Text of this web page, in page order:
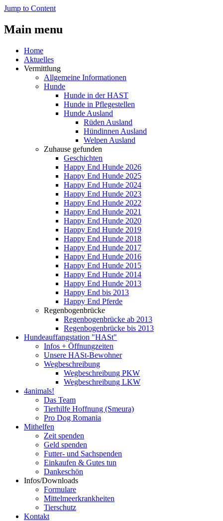
Jump to Content
Main menu
Home
Aktuelles
Vermittlung
Allgemeine Informationen
Hunde
Hunde in der HAST
Hunde in Pflegestellen
Hunde Ausland
Rüden Ausland
Hündinnen Ausland
Welpen Ausland
Zuhause gefunden
Geschichten
Happy End Hunde 2026
Happy End Hunde 2025
Happy End Hunde 2024
Happy End Hunde 2023
Happy End Hunde 2022
Happy End Hunde 2021
Happy End Hunde 2020
Happy End Hunde 2019
Happy End Hunde 2018
Happy End Hunde 2017
Happy End Hunde 2016
Happy End Hunde 2015
Happy End Hunde 2014
Happy End Hunde 2013
Happy End bis 2013
Happy End Pferde
Regenbogenbrücke
Regenbogenbrücke ab 2013
Regenbogenbrücke bis 2013
Hundeauffangstation "HASt"
Infos + Öffnungzeiten
Unsere HASt-Bewohner
Wegbeschreibung
Wegbeschreibung PKW
Wegbeschreibung LKW
4animals!
Das Team
Tierhilfe Hoffnung (Smeura)
Pro Dog Romania
Mithelfen
Zeit spenden
Geld spenden
Futter- und Sachspenden
Einkaufen & Gutes tun
Dankeschön
Infos/Downloads
Formulare
Mittelmeerkrankheiten
Tierschutz
Kontakt